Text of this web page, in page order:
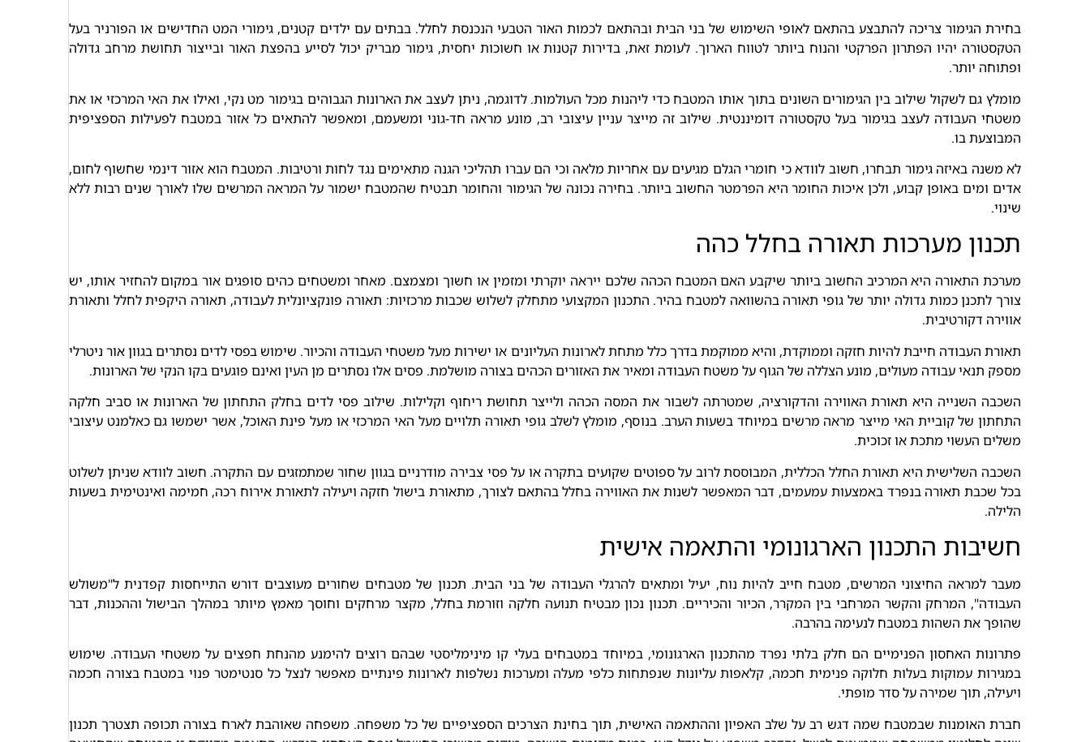
בחירת הגימור צריכה להתבצע בהתאם לאופי השימוש של בני הבית ובהתאם לכמות האור הטבעי הנכנסת לחלל. בבתים עם ילדים קטנים, גימורי המט החדישים או הפורניר בעל
הטקסטורה יהיו הפתרון הפרקטי והנוח ביותר לטווח הארוך. לעומת זאת, בדירות קטנות או חשוכות יחסית, גימור מבריק יכול לסייע בהפצת האור ובייצור תחושת מרחב גדולה
ופתוחה יותר.
מומלץ גם לשקול שילוב בין הגימורים השונים בתוך אותו המטבח כדי ליהנות מכל העולמות. לדוגמה, ניתן לעצב את הארונות הגבוהים בגימור מט נקי, ואילו את האי המרכזי או את
משטחי העבודה לעצב בגימור בעל טקסטורה דומיננטית. שילוב זה מייצר עניין עיצובי רב, מונע מראה חד-גוני ומשעמם, ומאפשר להתאים כל אזור במטבח לפעילות הספציפית
המבוצעת בו.
לא משנה באיזה גימור תבחרו, חשוב לוודא כי חומרי הגלם מגיעים עם אחריות מלאה וכי הם עברו תהליכי הגנה מתאימים נגד לחות ורטיבות. המטבח הוא אזור דינמי שחשוף לחום,
אדים ומים באופן קבוע, ולכן איכות החומר היא הפרמטר החשוב ביותר. בחירה נכונה של הגימור והחומר תבטיח שהמטבח ישמור על המראה המרשים שלו לאורך שנים רבות ללא
שינוי.
תכנון מערכות תאורה בחלל כהה
מערכת התאורה היא המרכיב החשוב ביותר שיקבע האם המטבח הכהה שלכם ייראה יוקרתי ומזמין או חשוך ומצמצם. מאחר ומשטחים כהים סופגים אור במקום להחזיר אותו, יש
צורך לתכנן כמות גדולה יותר של גופי תאורה בהשוואה למטבח בהיר. התכנון המקצועי מתחלק לשלוש שכבות מרכזיות: תאורה פונקציונלית לעבודה, תאורה היקפית לחלל ותאורת
אווירה דקורטיבית.
תאורת העבודה חייבת להיות חזקה וממוקדת, והיא ממוקמת בדרך כלל מתחת לארונות העליונים או ישירות מעל משטחי העבודה והכיור. שימוש בפסי לדים נסתרים בגוון אור ניטרלי
מספק תנאי עבודה מעולים, מונע הצללה של הגוף על משטח העבודה ומאיר את האזורים הכהים בצורה מושלמת. פסים אלו נסתרים מן העין ואינם פוגעים בקו הנקי של הארונות.
השכבה השנייה היא תאורת האווירה והדקורציה, שמטרתה לשבור את המסה הכהה ולייצר תחושת ריחוף וקלילות. שילוב פסי לדים בחלק התחתון של הארונות או סביב חלקה
התחתון של קוביית האי מייצר מראה מרשים במיוחד בשעות הערב. בנוסף, מומלץ לשלב גופי תאורה תלויים מעל האי המרכזי או מעל פינת האוכל, אשר ישמשו גם כאלמנט עיצובי
משלים העשוי מתכת או זכוכית.
השכבה השלישית היא תאורת החלל הכללית, המבוססת לרוב על ספוטים שקועים בתקרה או על פסי צבירה מודרניים בגוון שחור שמתמזגים עם התקרה. חשוב לוודא שניתן לשלוט
בכל שכבת תאורה בנפרד באמצעות עמעמים, דבר המאפשר לשנות את האווירה בחלל בהתאם לצורך, מתאורת בישול חזקה ויעילה לתאורת אירוח רכה, חמימה ואינטימית בשעות
הלילה.
חשיבות התכנון הארגונומי והתאמה אישית
מעבר למראה החיצוני המרשים, מטבח חייב להיות נוח, יעיל ומתאים להרגלי העבודה של בני הבית. תכנון של מטבחים שחורים מעוצבים דורש התייחסות קפדנית ל"משולש
העבודה", המרחק והקשר המרחבי בין המקרר, הכיור והכיריים. תכנון נכון מבטיח תנועה חלקה וזורמת בחלל, מקצר מרחקים וחוסך מאמץ מיותר במהלך הבישול וההכנות, דבר
שהופך את השהות במטבח לנעימה בהרבה.
פתרונות האחסון הפנימיים הם חלק בלתי נפרד מהתכנון הארגונומי, במיוחד במטבחים בעלי קו מינימליסטי שבהם רוצים להימנע מהנחת חפצים על משטחי העבודה. שימוש
במגירות עמוקות בעלות חלוקה פנימית חכמה, קלאפות עליונות שנפתחות כלפי מעלה ומערכות נשלפות לארונות פינתיים מאפשר לנצל כל סנטימטר פנוי במטבח בצורה חכמה
ויעילה, תוך שמירה על סדר מופתי.
חברת האומנות שבמטבח שמה דגש רב על שלב האפיון וההתאמה האישית, תוך בחינת הצרכים הספציפיים של כל משפחה. משפחה שאוהבת לארח בצורה תכופה תצטרך תכנון